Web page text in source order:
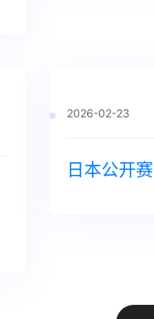
2026-02-23
日本公开